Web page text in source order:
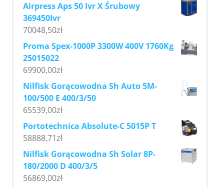
Airpress Aps 50 Ivr X Śrubowy
369450Ivr
70048,50zł
Proma Spex-1000P 3300W 400V 1760Kg
25015022
69900,00zł
Nilfisk Gorącowodna Sh Auto 5M-
100/500 E 400/3/50
65539,00zł
Portotechnica Absolute-C 5015P T
58888,71zł
Nilfisk Gorącowodna Sh Solar 8P-
180/2000 D 400/3/5
56869,00zł